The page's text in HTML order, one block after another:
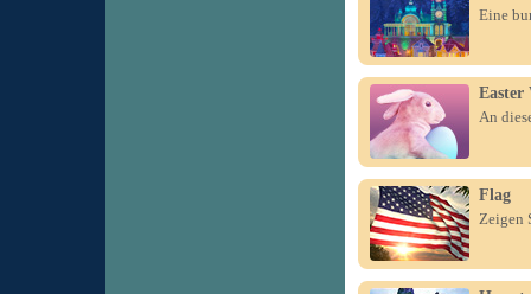
Eine
Easter
An
Flag
Zeigen